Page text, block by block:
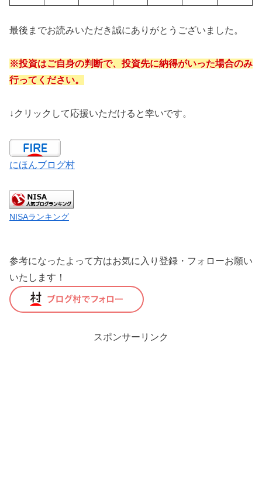
最後までお読みいただき誠にありがとうございました。
※投資はご自身の判断で、投資先に納得がいった場合のみ
行ってください。
↓クリックして応援いただけると幸いです。
にほんブログ村
NISAランキング
参考になったよって方はお気に入り登録・フォローお願い
いたします！
スポンサーリンク